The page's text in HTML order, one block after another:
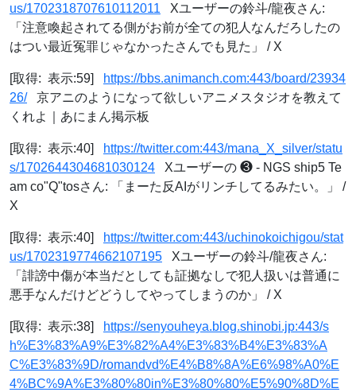
us/1702318707610112011 Xユーザーの鈴斗/龍夜さん:
「注意喚起されてる側がお前が全ての犯人なんだろしたの
はつい最近冤罪じゃなかったさんでも見た」 / X
[取得: 表示:59]
https://bbs.animanch.com:443/board/23934
26/京アニのようになって欲しいアニメスタジオを教えて
くれよ｜あにまん掲示板
[取得: 表示:40]
https://twitter.com:443/mana_X_silver/statu
s/1702644304681030124 Xユーザーの ❸ - NGS ship5 Te
am co"Q"tosさん: 「まーた反AIがリンチしてるみたい。」 /
X
[取得: 表示:40]
https://twitter.com:443/uchinokoichigou/stat
us/1702319774662107195 Xユーザーの鈴斗/龍夜さん:
「誹謗中傷が本当だとしても証拠なしで犯人扱いは普通に
悪手なんだけどどうしてやってしまうのか」 / X
[取得: 表示:38]
https://senyouheya.blog.shinobi.jp:443/s
h%E3%83%A9%E3%82%A4%E3%83%B4%E3%83%A
C%E3%83%9D/romandvd%E4%B8%8A%E6%98%A0%E
4%BC%9A%E3%80%80in%E3%80%80%E5%90%8D%E